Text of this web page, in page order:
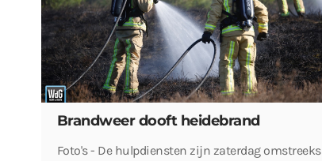
Brandweer dooft heidebrand
Foto's - De hulpdiensten zijn zaterdag omstreeks